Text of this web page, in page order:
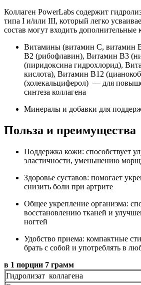
Коллаген PowerLabs содержит
типа I и/или III, который легко
состав могут входить дополнительные
Витамины (витамин C, витамин
B2 (рибофлавин), Витамин B3
(пиридоксина гидрохлорид),
кислота), Витамин B12
(холекальциферол) — для
синтеза коллагена
Минералы и добавки для
Польза и преимущества
Поддержка кожи: способствует
эластичности, уменьшению
Здоровье суставов: помогает
снизить боли при артрите
Общее укрепление организма:
восстановлению тканей и
ногтей
Удобство приема: компактные
брать с собой и употреблять в
в 1 порции 7 грамм
Гидролизат коллагена